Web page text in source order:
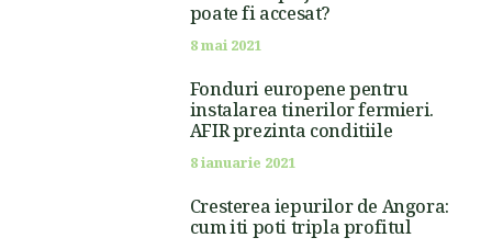
poate fi accesat?
8 mai 2021
Fonduri europene pentru
instalarea tinerilor fermieri.
AFIR prezinta conditiile
8 ianuarie 2021
Cresterea iepurilor de Angora:
cum iti poti tripla profitul